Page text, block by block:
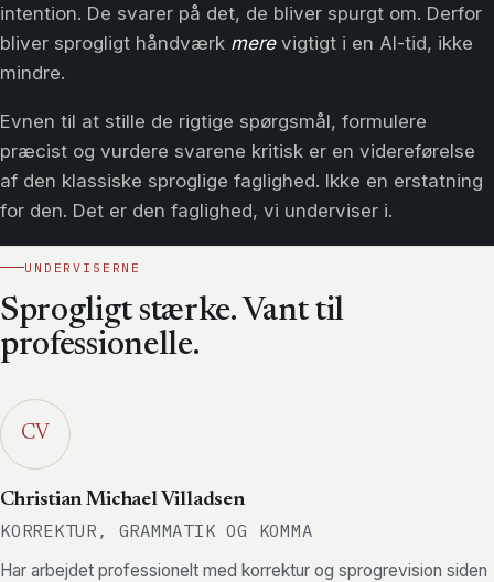
intention. De svarer på det, de bliver spurgt om. Derfor
bliver sprogligt håndværk merevigtigt i en AI-tid, ikke
mindre.
Evnen til at stille de rigtige spørgsmål, formulere
præcist og vurdere svarene kritisk er en videreførelse
af den klassiske sproglige faglighed. Ikke en erstatning
for den. Det er den faglighed, vi underviser i.
UNDERVISERNE
Sprogligt stærke. Vant til
professionelle.
CV
Christian Michael Villadsen
KORREKTUR, GRAMMATIK OG KOMMA
Har arbejdet professionelt med korrektur og sprogrevision siden